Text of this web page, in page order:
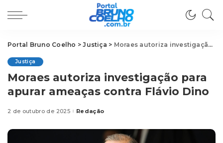
Portal Bruno Coelho >Justiça > Moraes autoriza investigação para apurar ameaças contra Flávio Dino
Justiça
Moraes autoriza investigação para
apurar ameaças contra Flávio Dino
2 de outubro de 2025Posted
Redação